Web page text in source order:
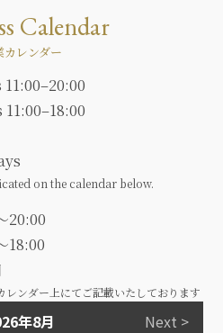
Calendar
カレンダー
on the calendar below.
20:00
18:00
ンダー上にてご記載いたしております
年8月
Next >